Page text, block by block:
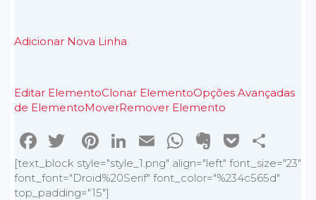
Adicionar Nova Linha
Editar ElementoClonar ElementoOpções Avançadas
de ElementoMoverRemover Elemento
Facebook
Twitter
Pinterest
LinkedIn
EmailWhatsApp
Evernote
[text_block style="style_1.png" align="left" font_size="23"
font_font="Droid%20Serif" font_color="%234c565d"
top_padding="15"]